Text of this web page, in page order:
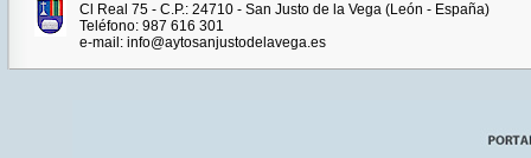
Cl Real 75 - C.P.: 24710 - San Justo de la Vega (León - España)
Teléfono: 987 616 301
e-mail: info@aytosanjustodelavega.es